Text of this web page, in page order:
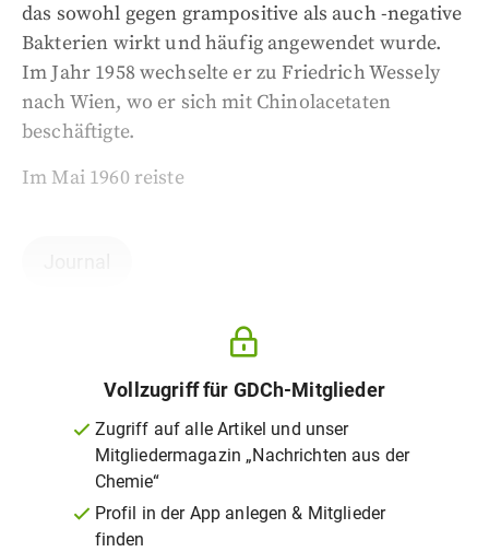
das sowohl gegen grampositive als auch -negative
Bakterien wirkt und häufig angewendet wurde.
Im Jahr 1958 wechselte er zu Friedrich Wessely
nach Wien, wo er sich mit Chinolacetaten
beschäftigte.
Im Mai 1960 reiste
Vollzugriff für GDCh-Mitglieder
Zugriff auf alle Artikel und unser
Mitgliedermagazin „Nachrichten aus der
Chemie“
Profil in der App anlegen & Mitglieder
finden